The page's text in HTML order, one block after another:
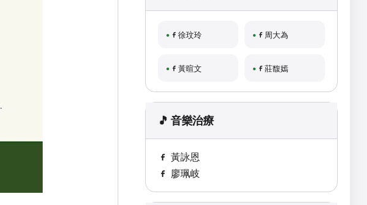
徐玟玲 周大為
黃暄文 莊馥嫣
🎵 音樂治療
黃詠恩
廖珮岐